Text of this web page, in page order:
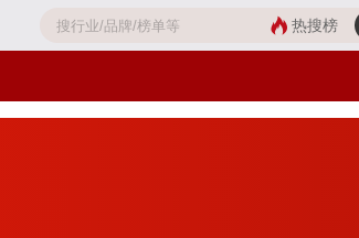
热搜榜